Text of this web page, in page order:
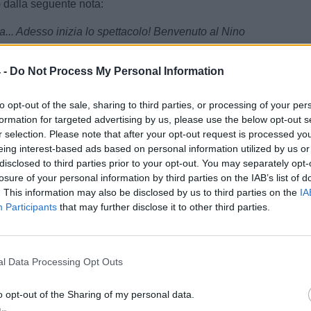
- Do Not Process My Personal Information
opt-out of the sale, sharing to third parties, or processing of your
for targeted advertising by us, please use the below opt-out
selection. Please note that after your opt-out request is processed
interest-based ads based on personal information utilized by us
to third parties prior to your opt-out. You may separately
of your personal information by third parties on the IAB’s list of
This information may also be disclosed by us to third parties on the
Participants that may further disclose it to other third parties.
Data Processing Opt Outs
opt-out of the Sharing of my personal data.
dalla seguente nota:
Adesso inizia lo spettacolo! Benvenuto al Nino
Tweet